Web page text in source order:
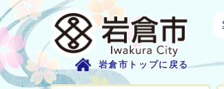
岩倉市トップに戻る